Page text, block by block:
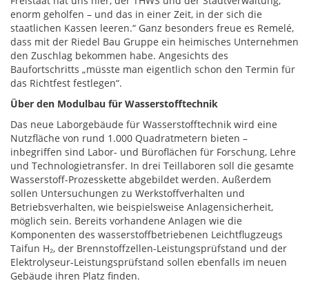
enorm geholfen – und das in einer Zeit, in der sich die
staatlichen Kassen leeren.“ Ganz besonders freue es Remelé,
dass mit der Riedel Bau Gruppe ein heimisches Unternehmen
den Zuschlag bekommen habe. Angesichts des
Baufortschritts „müsste man eigentlich schon den Termin für
das Richtfest festlegen“.
Über den Modulbau für Wasserstofftechnik
Das neue Laborgebäude für Wasserstofftechnik wird eine
Nutzfläche von rund 1.000 Quadratmetern bieten –
inbegriffen sind Labor- und Büroflächen für Forschung, Lehre
und Technologietransfer. In drei Teillaboren soll die gesamte
Wasserstoff-Prozesskette abgebildet werden. Außerdem
sollen Untersuchungen zu Werkstoffverhalten und
Betriebsverhalten, wie beispielsweise Anlagensicherheit,
möglich sein. Bereits vorhandene Anlagen wie die
Komponenten des wasserstoffbetriebenen Leichtflugzeugs
Taifun H₂, der Brennstoffzellen-Leistungsprüfstand und der
Elektrolyseur-Leistungsprüfstand sollen ebenfalls im neuen
Gebäude ihren Platz finden.